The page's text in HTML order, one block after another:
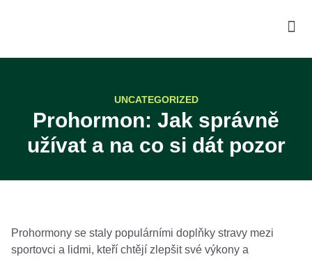
UNCATEGORIZED
Prohormon: Jak správně
užívat a na co si dát pozor
Prohormony se staly populárními doplňky stravy mezi
sportovci a lidmi, kteří chtějí zlepšit své výkony a